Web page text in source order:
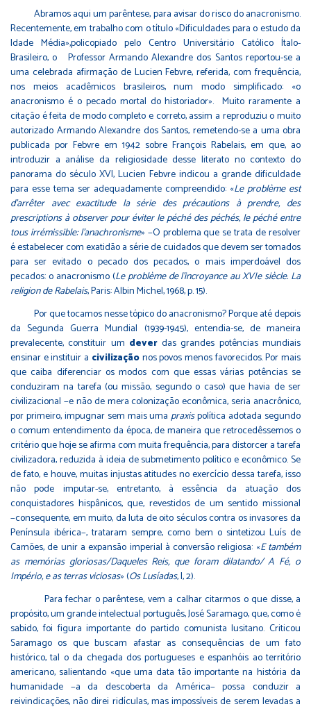
Abramos aqui um parêntese, para avisar do risco do anacronismo.
Recentemente, em trabalho com o título «Dificuldades para o estudo da
Idade Média»,policopiado pelo Centro Universitário Católico Ítalo-
Brasileiro, o Professor Armando Alexandre dos Santos reportou-se a
uma celebrada afirmação de Lucien Febvre, referida, com frequência,
nos meios acadêmicos brasileiros, num modo simplificado: «o
anacronismo é o pecado mortal do historiador». Muito raramente a
citação é feita de modo completo e correto, assim a reproduziu o muito
autorizado Armando Alexandre dos Santos, remetendo-se a uma obra
publicada por Febvre em 1942 sobre François Rabelais, em que, ao
introduzir a análise da religiosidade desse literato no contexto do
panorama do século XVI, Lucien Febvre indicou a grande dificuldade
para esse tema ser adequadamente compreendido: «Le problème est
d'arrêter avec exactitude la série des précautions à prendre, des
prescriptions à observer pour éviter le péché des péchés, le péché entre
tous irrémissible: l'anachronisme» −O problema que se trata de resolver
é estabelecer com exatidão a série de cuidados que devem ser tomados
para ser evitado o pecado dos pecados, o mais imperdoável dos
pecados: o anacronismo (Le problème de l'incroyance au XVIe siècle. La
religion de Rabelais, Paris: Albin Michel, 1968, p. 15).
Por que tocamos nesse tópico do anacronismo? Porque até depois
da Segunda Guerra Mundial (1939-1945), entendia-se, de maneira
prevalecente, constituir um deverdas grandes potências mundiais
ensinar e instituir a civilizaçãonos povos menos favorecidos. Por mais
que caiba diferenciar os modos com que essas várias potências se
conduziram na tarefa (ou missão, segundo o caso) que havia de ser
civilizacional −e não de mera colonização econômica, seria anacrônico,
por primeiro, impugnar sem mais umapraxispolítica adotada segundo
o comum entendimento da época, de maneira que retrocedêssemos o
critério que hoje se afirma com muita frequência, para distorcer a tarefa
civilizadora, reduzida à ideia de submetimento político e econômico. Se
de fato, e houve, muitas injustas atitudes no exercício dessa tarefa, isso
não pode imputar-se, entretanto, à essência da atuação dos
conquistadores hispânicos, que, revestidos de um sentido missional
−consequente, em muito, da luta de oito séculos contra os invasores da
Península ibérica−, trataram sempre, como bem o sintetizou Luís de
Camões, de unir a expansão imperial à conversão religiosa: «E também
as memórias gloriosas/Daqueles Reis, que foram dilatando/ A Fé, o
Império, e as terras viciosas» (Os Lusíadas, I, 2).
Para fechar o parêntese, vem a calhar citarmos o que disse, a
propósito, um grande intelectual português, José Saramago, que, como é
sabido, foi figura importante do partido comunista lusitano. Criticou
Saramago os que buscam afastar as consequências de um fato
histórico, tal o da chegada dos portugueses e espanhóis ao território
americano, salientando «que uma data tão importante na história da
humanidade −a da descoberta da América− possa conduzir a
reivindicações, não direi ridículas, mas impossíveis de serem levadas a